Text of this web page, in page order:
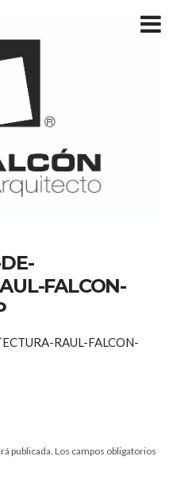
FALCON-
RAUL-FALCON-
publicada. Los campos obligatorios